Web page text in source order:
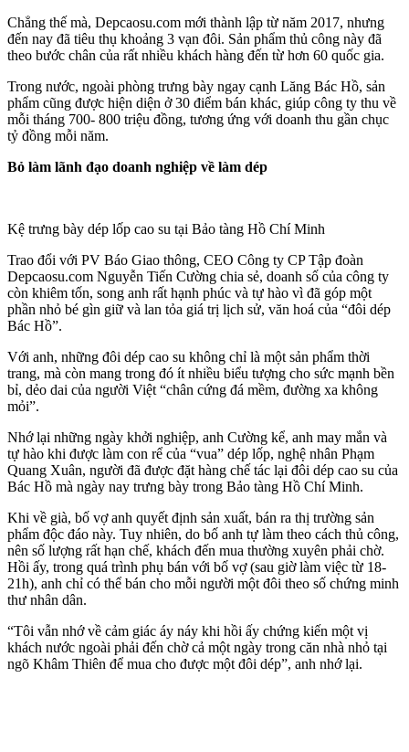
Chẳng thế mà, Depcaosu.com mới thành lập từ năm 2017, nhưng
đến nay đã tiêu thụ khoảng 3 vạn đôi. Sản phẩm thủ công này đã
theo bước chân của rất nhiều khách hàng đến từ hơn 60 quốc gia.
Trong nước, ngoài phòng trưng bày ngay cạnh Lăng Bác Hồ, sản
phẩm cũng được hiện diện ở 30 điểm bán khác, giúp công ty thu về
mỗi tháng 700- 800 triệu đồng, tương ứng với doanh thu gần chục
tỷ đồng mỗi năm.
Bỏ làm lãnh đạo doanh nghiệp về làm dép
Kệ trưng bày dép lốp cao su tại Bảo tàng Hồ Chí Minh
Trao đổi với PV Báo Giao thông, CEO Công ty CP Tập đoàn
Depcaosu.com Nguyễn Tiến Cường chia sẻ, doanh số của công ty
còn khiêm tốn, song anh rất hạnh phúc và tự hào vì đã góp một
phần nhỏ bé gìn giữ và lan tỏa giá trị lịch sử, văn hoá của “đôi dép
Bác Hồ”.
Với anh, những đôi dép cao su không chỉ là một sản phẩm thời
trang, mà còn mang trong đó ít nhiều biểu tượng cho sức mạnh bền
bỉ, dẻo dai của người Việt “chân cứng đá mềm, đường xa không
mỏi”.
Nhớ lại những ngày khởi nghiệp, anh Cường kể, anh may mắn và
tự hào khi được làm con rể của “vua” dép lốp, nghệ nhân Phạm
Quang Xuân, người đã được đặt hàng chế tác lại đôi dép cao su của
Bác Hồ mà ngày nay trưng bày trong Bảo tàng Hồ Chí Minh.
Khi về già, bố vợ anh quyết định sản xuất, bán ra thị trường sản
phẩm độc đáo này. Tuy nhiên, do bố anh tự làm theo cách thủ công,
nên số lượng rất hạn chế, khách đến mua thường xuyên phải chờ.
Hồi ấy, trong quá trình phụ bán với bố vợ (sau giờ làm việc từ 18-
21h), anh chỉ có thể bán cho mỗi người một đôi theo số chứng minh
thư nhân dân.
“Tôi vẫn nhớ về cảm giác áy náy khi hồi ấy chứng kiến một vị
khách nước ngoài phải đến chờ cả một ngày trong căn nhà nhỏ tại
ngõ Khâm Thiên để mua cho được một đôi dép”, anh nhớ lại.